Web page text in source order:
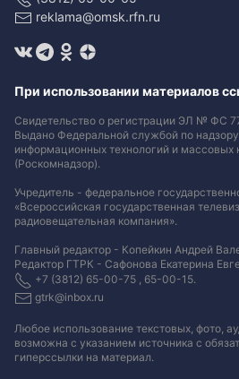
reklama@omsk.rfn.ru
При использовании материалов
Свидетельство о регистрации ЭЛ № ФС
Выдано Федеральной службой по надзору
информационных технологий и массовых
(Роскомнадзор).
Учредитель - федеральное
«Всероссийская государственная
радиовещательная компания».
Главный редактор - Копейкин Андрей
Редактор ГТРК - Сафонова Екатерина
+7 (3812) 65-00-75 , 65-00-15.
gtrk@inbox.ru
Любое использование текстовых, фото,
возможна с указанием источника с
гиперссылки на материал.